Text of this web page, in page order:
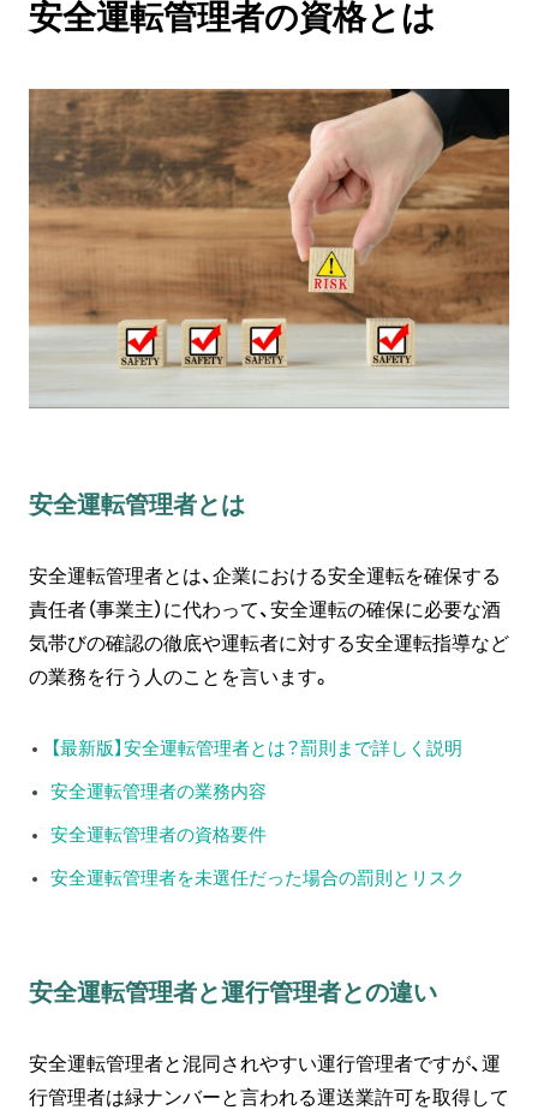
安全運転管理者の資格とは
安全運転管理者とは
安全運転管理者とは、企業における安全運転を確保する
責任者（事業主）に代わって、安全運転の確保に必要な酒
気帯びの確認の徹底や運転者に対する安全運転指導など
の業務を行う人のことを言います。
【最新版】安全運転管理者とは？罰則まで詳しく説明
安全運転管理者の業務内容
安全運転管理者の資格要件
安全運転管理者を未選任だった場合の罰則とリスク
安全運転管理者と運行管理者との違い
安全運転管理者と混同されやすい運行管理者ですが、運
行管理者は緑ナンバーと言われる運送業許可を取得して